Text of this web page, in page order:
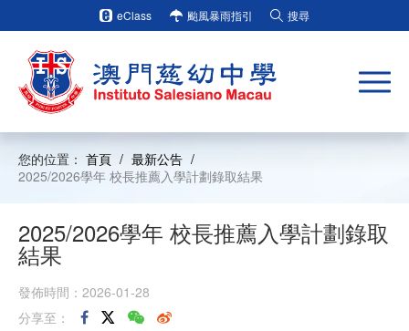
eClass 颱風暴雨指引 搜尋
您的位置： 首頁 / 最新公告 /
2025/2026學年 校長推薦入學計劃錄取結果
2025/2026學年 校長推薦入學計劃錄取
結果
發佈時間：2026-01-28
分享至：